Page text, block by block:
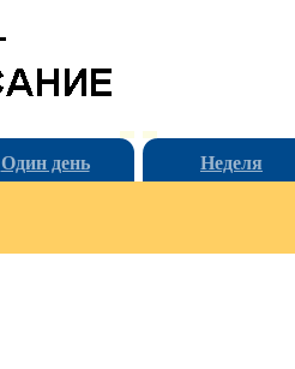
Один день Неделя